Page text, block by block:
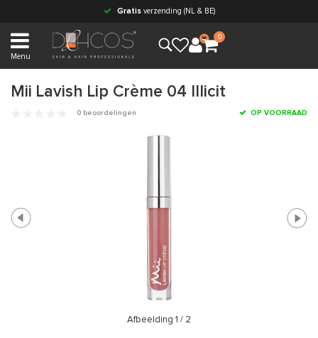
Gratisverzending (NL & BE)
Menu
0
Mii Lavish Lip Crème 04 Illicit
0 beoordelingen OP VOORRAAD
Afbeelding 1 / 2